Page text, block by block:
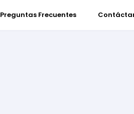
Preguntas Frecuentes